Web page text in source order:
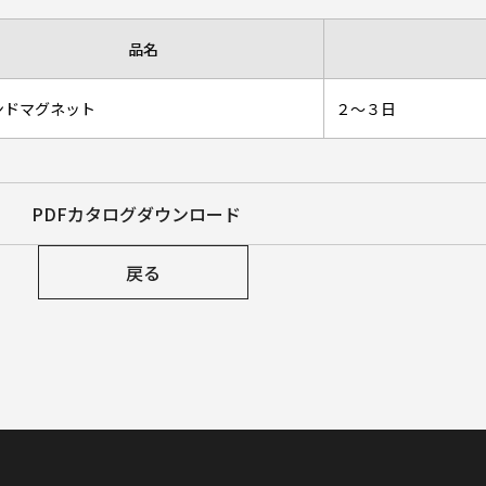
品名
マグネット ２～３日
PDFカタログダウンロード
戻る